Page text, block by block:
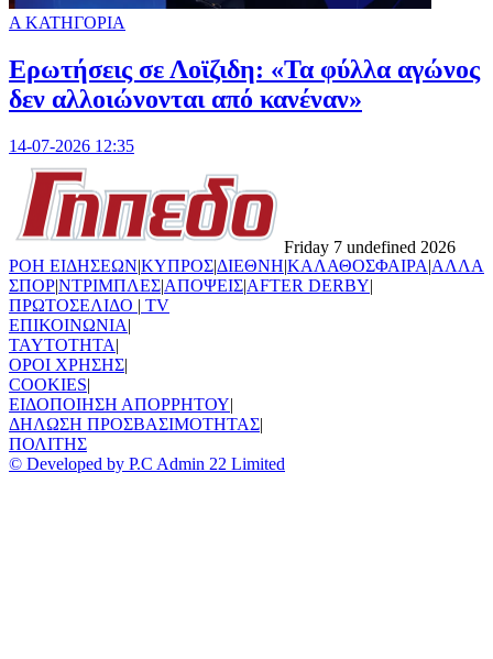
Α ΚΑΤΗΓΟΡΙΑ
Ερωτήσεις σε Λοϊζιδη: «Τα φύλλα αγώνος
δεν αλλοιώνονται από κανέναν»
14-07-2026 12:35
Friday 7 undefined 2026
ΡΟΗ ΕΙΔΗΣΕΩΝ|ΚΥΠΡΟΣ|ΔΙΕΘΝΗ|ΚΑΛΑΘΟΣΦΑΙΡΑ|ΑΛΛΑ
ΣΠΟΡ|ΝΤΡΙΜΠΛΕΣ|ΑΠΟΨΕΙΣ|AFTER DERBY|
ΠΡΩΤΟΣΕΛΙΔΟ | TV
ΕΠΙΚΟΙΝΩΝΙΑ|
TAYTOTHTA|
ΟΡΟΙ ΧΡΗΣΗΣ|
COOKIES|
ΕΙΔΟΠΟΙΗΣΗ ΑΠΟΡΡΗΤΟΥ|
ΔΗΛΩΣΗ ΠΡΟΣΒΑΣΙΜΟΤΗΤΑΣ|
ΠΟΛΙΤΗΣ
© Developed by P.C Admin 22 Limited